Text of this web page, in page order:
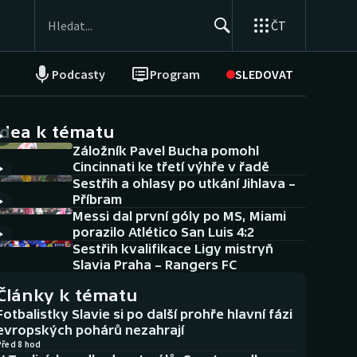
ČT
Podcasty Program SLEDOVAT
NEPŘEHLÉDNĚTE
Historické návraty
Aplikace ČT sport
AZ kvíz
k tématu
Záložník Pavel Bucha pomohl
Cincinnati ke třetí výhře v řadě
Sestřih a ohlasy po utkání Jihlava –
Příbram
Messi dal první góly po MS, Miami
porazilo Atlético San Luis 4:2
Sestřih kvalifikace Ligy mistryň
Slavia Praha – Rangers FC
k tématu
Slavie si po další prohře hlavní fázi
pohárů nezahrají
8 hod